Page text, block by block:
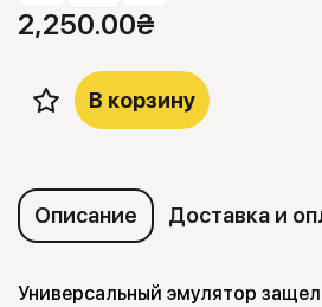
2,250.00₴
В корзину
Описание Доставка и
Универсальный эмулятор